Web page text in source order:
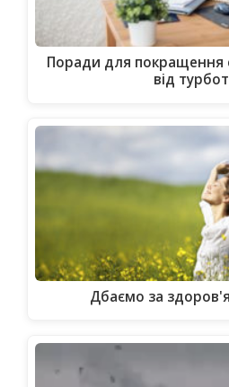
Поради для покращення
від
Дбаємо за